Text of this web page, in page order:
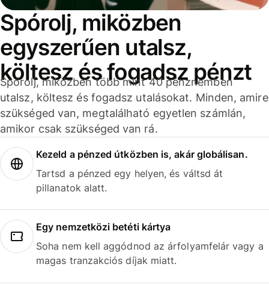
Spórolj, miközben
egyszerűen utalsz,
költesz és fogadsz pénzt
Spórolj, miközben több mint 40 pénznemben
utalsz, költesz és fogadsz utalásokat. Minden, amire
szükséged van, megtalálható egyetlen számlán,
amikor csak szükséged van rá.
Kezeld a pénzed útközben is, akár globálisan.
Tartsd a pénzed egy helyen, és váltsd át
pillanatok alatt.
Egy nemzetközi betéti kártya
Soha nem kell aggódnod az árfolyamfelár vagy a
magas tranzakciós díjak miatt.